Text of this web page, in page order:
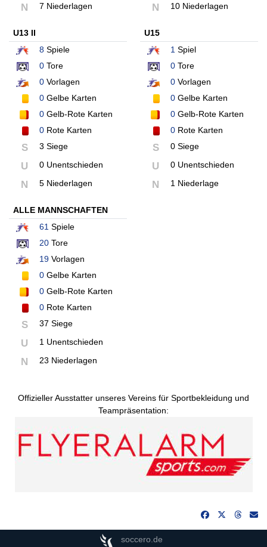
N 7 Niederlagen N 10 Niederlagen
U13 II
8 Spiele
0 Tore
0 Vorlagen
0 Gelbe Karten
0 Gelb-Rote Karten
0 Rote Karten
S 3 Siege
U 0 Unentschieden
N 5 Niederlagen
U15
1Spiel
0Tore
0Vorlagen
0Gelbe Karten
0Gelb-Rote Karten
0Rote Karten
S 0 Siege
U 0 Unentschieden
N 1 Niederlage
ALLE MANNSCHAFTEN
61 Spiele
20 Tore
19 Vorlagen
0 Gelbe Karten
0 Gelb-Rote Karten
0 Rote Karten
S 37 Siege
U 1 Unentschieden
N 23 Niederlagen
Offizieller Ausstatter unseres Vereins für Sportbekleidung und
Teampräsentation:
soccero.de